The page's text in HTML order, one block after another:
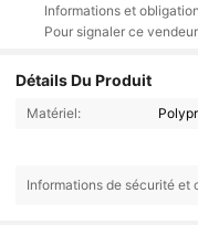
Informations et
Pour signaler ce
Détails Du Produit
Matériel:
Informations de sécurité et